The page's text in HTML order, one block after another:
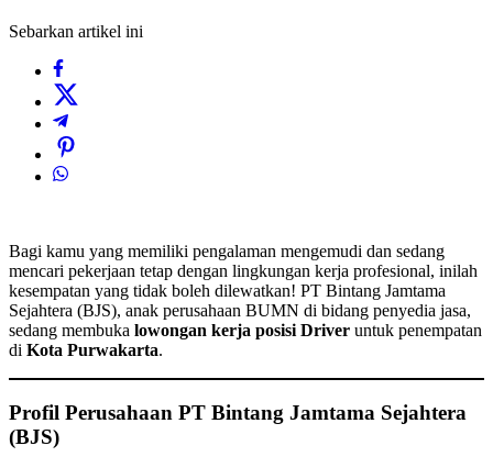
Sebarkan artikel ini
Bagi kamu yang memiliki pengalaman mengemudi dan sedang
mencari pekerjaan tetap dengan lingkungan kerja profesional, inilah
kesempatan yang tidak boleh dilewatkan! PT Bintang Jamtama
Sejahtera (BJS), anak perusahaan BUMN di bidang penyedia jasa,
sedang membuka lowongan kerja posisi Driver untuk penempatan
di Kota Purwakarta.
Profil Perusahaan PT Bintang Jamtama Sejahtera
(BJS)